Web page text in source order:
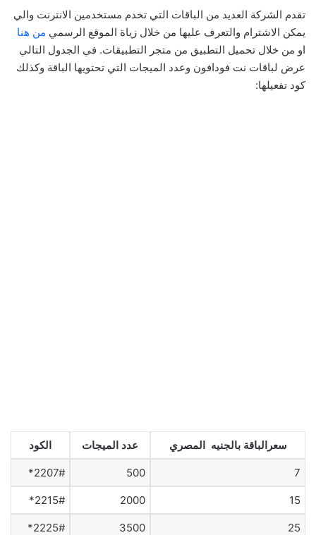
تقدم الشركة العديد من الباقات التي تخدم مستخدمين الانترنت والي
يمكن الاشترام والتعرف عليها من خلال زياة الموقع الرسمي من هنا
او من خلال تحميل التطبيق من متجر التطبيقات. في الجدول التالي
عرض لباقات نت فودافون وعدد الميجات التي تحتويها الباقة وكذلك
كود تفعيلها:
سعرالباقة بالجنيه المصري عدد الميجات الكود
7
500
2207#*
15
2000
2215#*
25
3500
2225#*